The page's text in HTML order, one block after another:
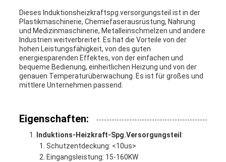
Dieses Induktionsheizkraftspg.versorgungsteil ist in der
Plastikmaschinerie, Chemiefaserausrüstung, Nahrung
und Medizinmaschinerie, Metalleinschmelzen und andere
Industrien weitverbreitet. Es hat die Vorteile von der
hohen Leistungsfähigkeit, von des guten
energiesparenden Effektes, von der einfachen und
bequeme Bedienung, einheitlichen Heizung und von der
genauen Temperaturüberwachung. Es ist für großes und
mittlere Unternehmen passend.
Eigenschaften:
Induktions-Heizkraft-Spg.Versorgungsteil :
Schutzentdeckung: <10us>
Eingangsleistung: 15-160KW